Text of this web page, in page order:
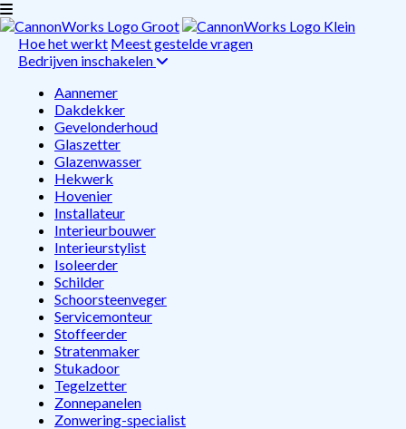
Hoe het werkt Meest gestelde vragen
Bedrijven inschakelen
Aannemer
Dakdekker
Gevelonderhoud
Glaszetter
Glazenwasser
Hekwerk
Hovenier
Installateur
Interieurbouwer
Interieurstylist
Isoleerder
Schilder
Schoorsteenveger
Servicemonteur
Stoffeerder
Stratenmaker
Stukadoor
Tegelzetter
Zonnepanelen
Zonwering-specialist